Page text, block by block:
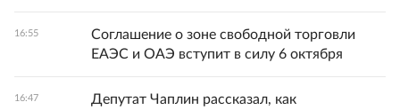
16:55
Соглашение о зоне свободной торговли
ЕАЭС и ОАЭ вступит в силу 6 октября
16:47
Депутат Чаплин рассказал, как